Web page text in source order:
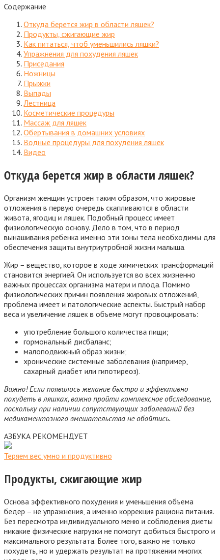
Содержание
Откуда берется жир в области ляшек?
Продукты, сжигающие жир
Как питаться, чтоб уменьшились ляшки?
Упражнения для похудения ляшек
Приседания
Ножницы
Прыжки
Выпады
Лестница
Косметические процедуры
Массаж для ляшек
Обертывания в домашних условиях
Водные процедуры для похудения ляшек
Видео
Откуда берется жир в области ляшек?
Организм женщин устроен таким образом, что жировые
отложения в первую очередь скапливаются в области
живота, ягодиц и ляшек. Подобный процесс имеет
физиологическую основу. Дело в том, что в период
вынашивания ребенка именно эти зоны тела необходимы для
обеспечения защиты внутриутробной жизни малыша.
Жир – вещество, которое в ходе химических трансформаций
становится энергией. Он используется во всех жизненно
важных процессах организма матери и плода. Помимо
физиологических причин появления жировых отложений,
проблема имеет и патологические аспекты. Быстрый набор
веса и увеличение ляшек в объеме могут провоцировать:
употребление большого количества пищи;
гормональный дисбаланс;
малоподвижный образ жизни;
хронические системные заболевания (например,
сахарный диабет или гипотиреоз).
Важно! Если появилось желание быстро и эффективно
похудеть в ляшках, важно пройти комплексное обследование,
поскольку при наличии сопутствующих заболеваний без
медикаментозного вмешательства не обойтись.
АЗБУКА РЕКОМЕНДУЕТ
Теряем вес умно и продуктивно
Продукты, сжигающие жир
Основа эффективного похудения и уменьшения объема
бедер – не упражнения, а именно коррекция рациона питания.
Без пересмотра индивидуального меню и соблюдения диеты
никакие физические нагрузки не помогут добиться быстрого и
максимального результата. Более того, важно не только
похудеть, но и удержать результат на протяжении многих